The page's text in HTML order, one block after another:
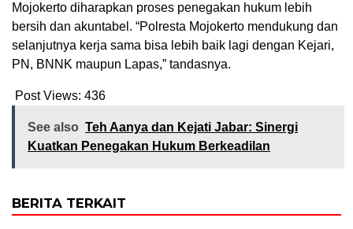
Mojokerto diharapkan proses penegakan hukum lebih
bersih dan akuntabel. “Polresta Mojokerto mendukung dan
selanjutnya kerja sama bisa lebih baik lagi dengan Kejari,
PN, BNNK maupun Lapas,” tandasnya.
Post Views: 436
See also Teh Aanya dan Kejati Jabar: Sinergi
Kuatkan Penegakan Hukum Berkeadilan
BERITA TERKAIT